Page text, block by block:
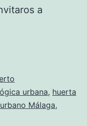
a
urbana, huerta
Málaga,